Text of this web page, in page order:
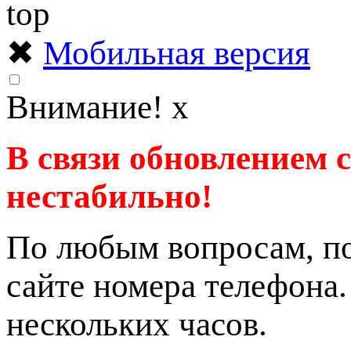
✖ Мобильная версия
Внимание! x
В связи обновлением
нестабильно!
По любым вопросам,
сайте номера
нескольких часов.